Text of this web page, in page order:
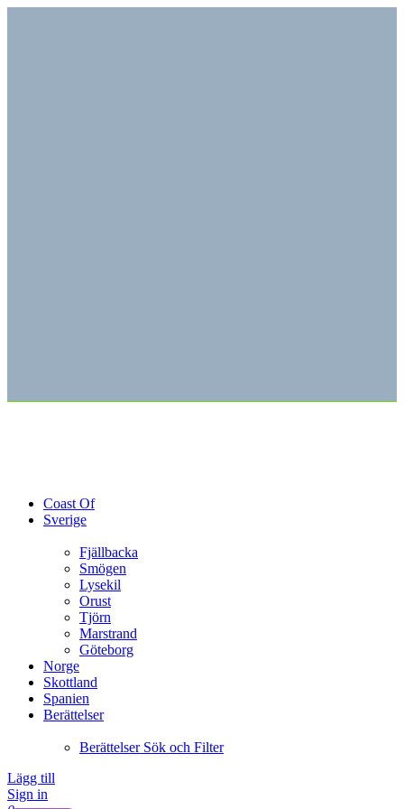
Coast Of
Sverige
Fjällbacka
Smögen
Lysekil
Orust
Tjörn
Marstrand
Göteborg
Norge
Skottland
Spanien
Berättelser
Berättelser Sök och Filter
Lägg till
Sign in